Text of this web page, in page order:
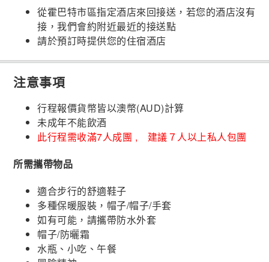
從霍巴特市區指定酒店來回接送，若您的酒店沒有
接，我們會約附近最近的接送點
請於預訂時提供您的住宿酒店
注意事項
行程報價貨幣皆以澳幣(AUD)計算
未成年不能飲酒
此行程需收滿7人成團 , 建議７人以上私人包團
所需攜帶物品
適合步行的舒適鞋子
多種保暖服裝，帽子/帽子/手套
如有可能，請攜帶防水外套
帽子/防曬霜
水瓶、小吃、午餐